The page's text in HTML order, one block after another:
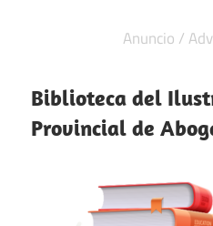
Biblioteca del
Provincial de